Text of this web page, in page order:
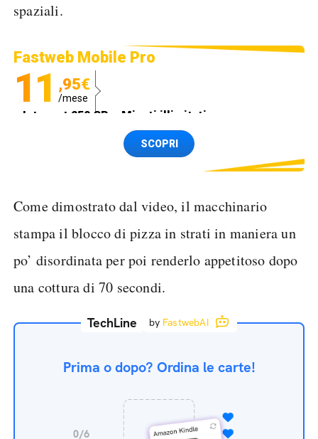
spaziali.
Fastweb Mobile Pro
11 ,95€
/mese
Internet 250 GB e Minuti illimitati
Spedizione SIM GRATISSCOPRI
Come dimostrato dal video, il macchinario
stampa il blocco di pizza in strati in maniera un
po’ disordinata per poi renderlo appetitoso dopo
una cottura di 70 secondi.
TechLine by FastwebAI
Prima o dopo? Ordina le carte!